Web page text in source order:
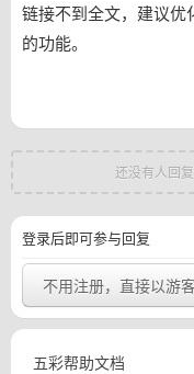
链接不到全文，建议优
的功能。
还没有人回
登录后即可参与回复
不用注册，直接以游
五彩帮助文档